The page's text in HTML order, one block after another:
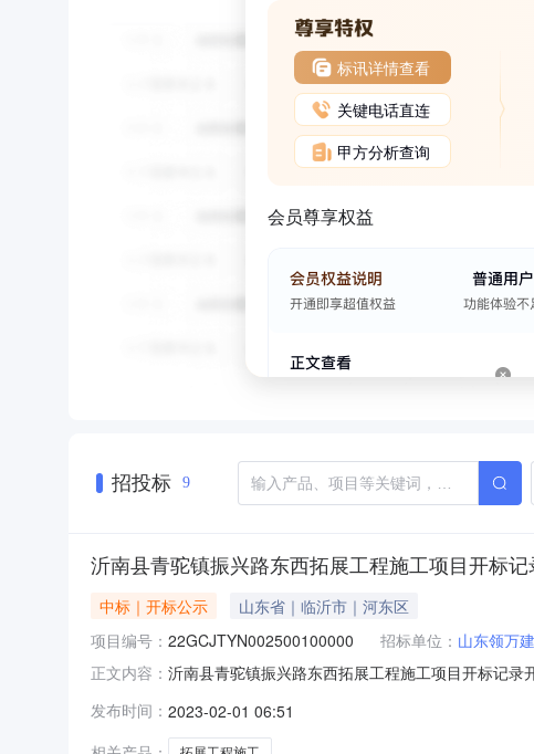
标讯详情查看
关键电话直连
甲方分析查询
会员尊享权益
招投标 9
沂南县青驼镇振兴路东西拓展工程施工项目开标记
中标｜开标公示
山东省｜临沂市｜河东区
项目编号： 22GCJTYN002500100000 招标单位： 山东领万
正文内容： 沂南县青驼镇振兴路东西拓展工程施工项目开标记
有限公司;项目负责人:;报价:元/%;工期:0日历天;质量
发布时间： 2023-02-01 06:51